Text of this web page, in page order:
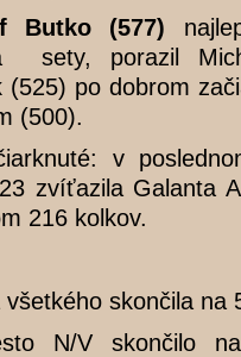
Butko (577)
sety, porazil
po dobrom
(500).
v
zvíťazila Galanta
216 kolkov.
skončila na
N/V skončilo